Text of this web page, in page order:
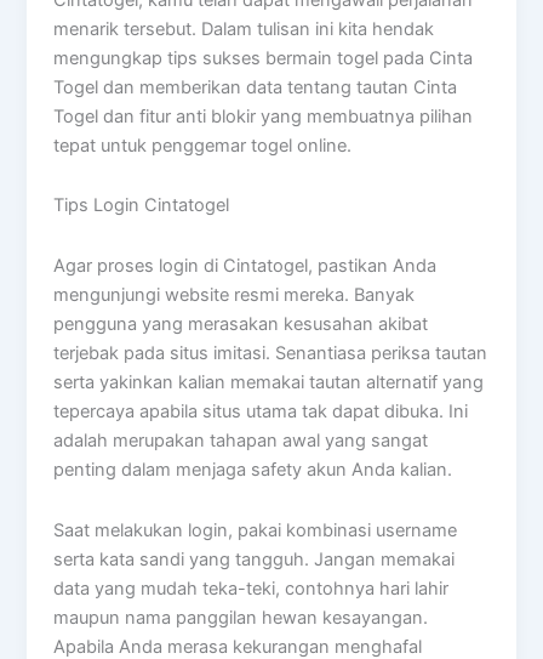
menarik tersebut. Dalam tulisan ini kita hendak
mengungkap tips sukses bermain togel pada Cinta
Togel dan memberikan data tentang tautan Cinta
Togel dan fitur anti blokir yang membuatnya pilihan
tepat untuk penggemar togel online.
Tips Login Cintatogel
Agar proses login di Cintatogel, pastikan Anda
mengunjungi website resmi mereka. Banyak
pengguna yang merasakan kesusahan akibat
terjebak pada situs imitasi. Senantiasa periksa tautan
serta yakinkan kalian memakai tautan alternatif yang
tepercaya apabila situs utama tak dapat dibuka. Ini
adalah merupakan tahapan awal yang sangat
penting dalam menjaga safety akun Anda kalian.
Saat melakukan login, pakai kombinasi username
serta kata sandi yang tangguh. Jangan memakai
data yang mudah teka-teki, contohnya hari lahir
maupun nama panggilan hewan kesayangan.
Apabila Anda merasa kekurangan menghafal